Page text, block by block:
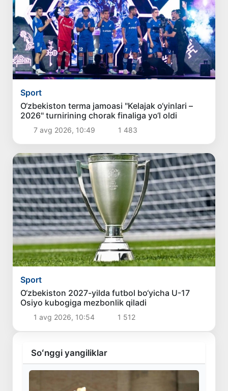
Sport
O‘zbekiston terma jamoasi "Kelajak o‘yinlari –
2026" turnirining chorak finaliga yo‘l oldi
7 avg 2026, 10:49 1 483
Sport
O‘zbekiston 2027-yilda futbol bo‘yicha U-17
Osiyo kubogiga mezbonlik qiladi
1 avg 2026, 10:54 1 512
Soʻnggi yangiliklar